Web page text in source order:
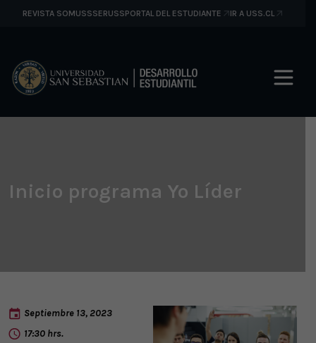
REVISTA SOMUSSSERUSSPORTAL DEL ESTUDIANTE IR A USS.CL
Inicio programa Yo Líder
Septiembre 13, 2023
17:30 hrs.